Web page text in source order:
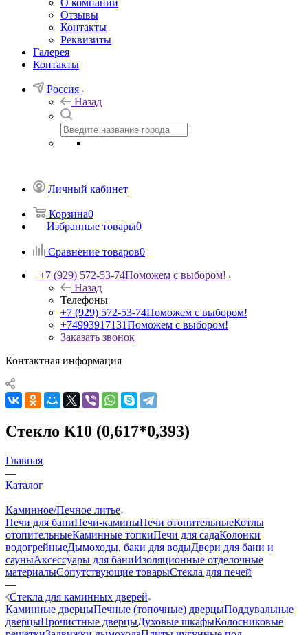
О компании
Отзывы
Контакты
Реквизиты
Галерея
Контакты
Россия
Назад
Личный кабинет
Корзина0
Избранные товары0
Сравнение товаров0
+7 (929) 572-53-74Поможем с выбором!
Назад
Телефоны
+7 (929) 572-53-74Поможем с выбором!
+74993917131Поможем с выбором!
Заказать звонок
Контактная информация
Стекло К10 (0,617*0,393)
Главная
—
Каталог
—
Каминное/Печное литье
Печи для баниПечи-каминыПечи отопительныеКотлы
отопительныеКаминные топкиПечи для садаКолонки
водогрейныеДымоходы, баки для водыДвери для бани и
сауныАксессуары для баниИзоляционные отделочные
материалыСопутствующие товарыСтекла для печей
—
Стекла для каминных дверей
Каминные дверцыПечные (топочные) дверцыПоддувальные
дверцыПрочистные дверцыДуховые шкафыКолосниковые